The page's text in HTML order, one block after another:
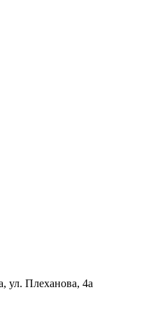
ул. Плеханова, 4а